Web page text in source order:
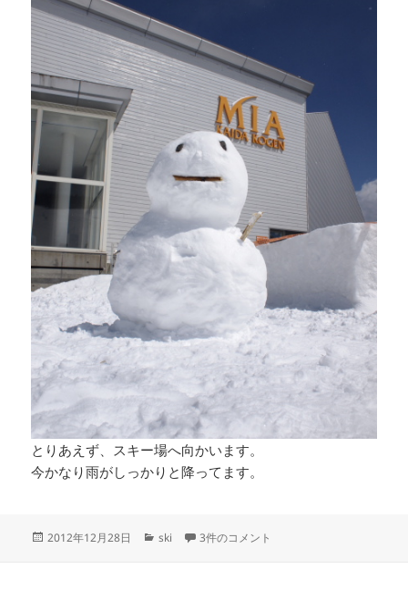
とりあえず、スキー場へ向かいます。
今かなり雨がしっかりと降ってます。
投
2012年12月28日
カ
ski スキー場へ への
3件のコメント